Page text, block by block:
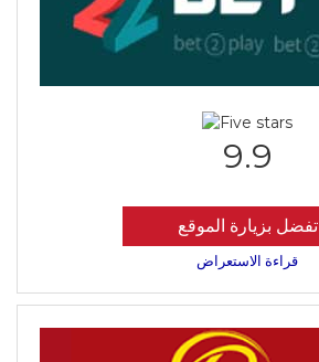
9.9
تفضل بزيارة الموقع
قراءة الاستعراض